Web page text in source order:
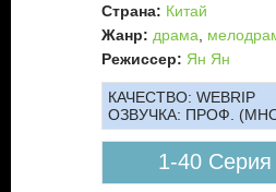
Страна: Китай
Жанр: драма
Режиссер: Ян Ян
КАЧЕСТВО: WEBRIP
ОЗВУЧКА: ПРОФ.
1-40 Серия